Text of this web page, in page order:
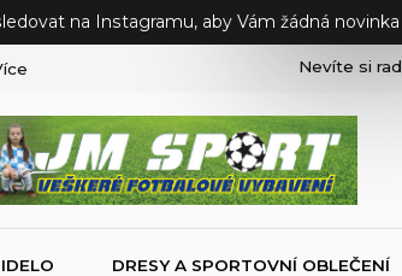
na Instagramu, aby Vám žádná
Nevíte si
DRESY A SPORTOVNÍ OBLEČENÍ